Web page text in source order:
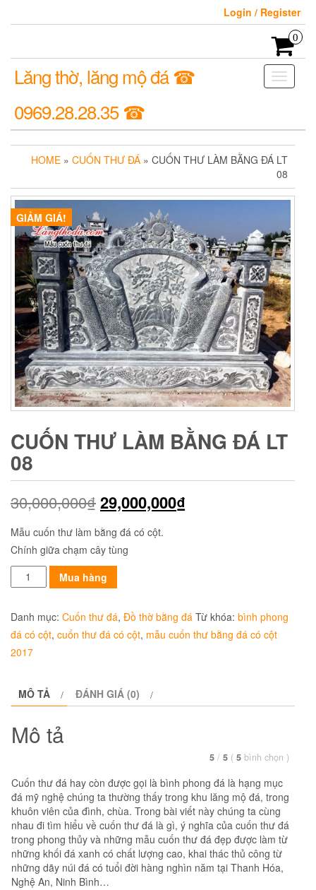
Login / Register
0
Toggle
Lăng thờ, lăng mộ đá ☎
0969.28.28.35 ☎
HOME » CUỐN THƯ ĐÁ » CUỐN THƯ LÀM BẰNG ĐÁ LT
08
GIẢM GIÁ!
CUỐN THƯ LÀM BẰNG ĐÁ LT
08
30,000,000₫29,000,000₫
Mẫu cuốn thư làm bằng đá có cột.
Chính giữa chạm cây tùng
Cuốn
thư
số
Mua hàng
Danh mục: Cuốn thư đá, Đồ thờ bằng đá Từ khóa: bình phong
đá có cột, cuốn thư đá có cột, mẫu cuốn thư bằng đá có cột
2017
MÔ TẢ ĐÁNH GIÁ (0)
Mô tả
5 / 5 ( 5 bình chọn )
Cuốn thư đá hay còn được gọi là bình phong đá là hạng mục
đá mỹ nghệ chúng ta thường thấy trong khu lăng mộ đá, trong
khuôn viên của đình, chùa. Trong bài viết này chúng ta cùng
nhau đi tìm hiểu về cuốn thư đá là gì, ý nghĩa của cuốn thư đá
trong phong thủy và những mẫu cuốn thư đá đẹp được làm từ
những khối đá xanh có chất lượng cao, khai thác thủ công từ
những dãy núi đá có tuổi đời hàng nghìn năm tại Thanh Hóa,
Nghệ An, Ninh Bình…